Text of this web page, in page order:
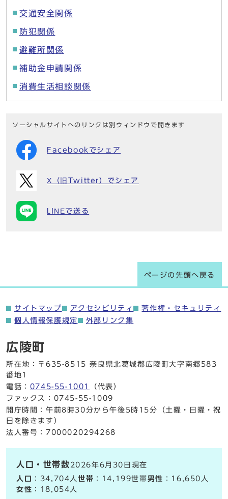
交通安全関係
防犯関係
避難所関係
補助金申請関係
消費生活相談関係
ソーシャルサイトへのリンクは別ウィンドウで開きます
Facebookでシェア
X（旧Twitter）でシェア
LINEで送る
ページの先頭へ戻る
サイトマップ アクセシビリティ
著作権・セキュリティ
個人情報保護規定
外部リンク集
広陵町
所在地：〒635-8515 奈良県北葛城郡広陵町大字南郷583
番地1
電話： 0745-55-1001
（代表）
ファックス：0745-55-1009
開庁時間：午前8時30分から午後5時15分（土曜・日曜・祝
日を除きます）
法人番号：7000020294268
人口・世帯数 2026年6月30日現在
人口
：34,704人世帯 ：14,199世帯男性 ：16,650人
女性 ：18,054人